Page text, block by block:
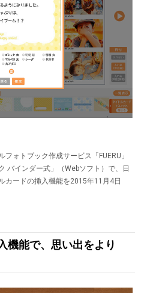
ォトブック作成サービス「FUERU」
バインダー式」（Webソフト）で、日
カードの挿入機能を2015年11月4日
機能で、思い出をより